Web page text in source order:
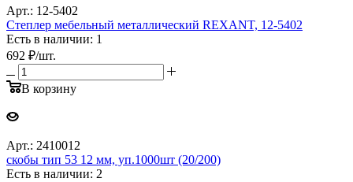
Арт.: 12-5402
Степлер мебельный металлический REXANT, 12-5402
Есть в наличии: 1
692 ₽/шт.
В корзину
Арт.: 2410012
скобы тип 53 12 мм, уп.1000шт (20/200)
Есть в наличии: 2